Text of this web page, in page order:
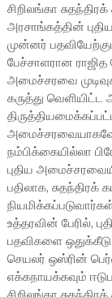
சிறிலங்கா
அரசாங்கத்தின்
முன்னர்
பேச்சாளரான
அமைச்சரவை
கருத்து
அமைச்சரவையாகவே
நம்பிக்கையில்லா
புதிய
பதிலாக,
உத்தரவின் பேரில்,
பதவிகளை ஒதுக்கீடு
செயலர் ஒஸ்ரின்
எக்கநாயக்கவும்